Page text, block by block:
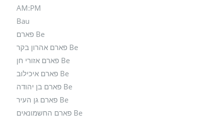
AM:PM
Bau
Be פארם
Be פארם אהרון בקר
Be פארם אזורי חן
Be פארם איכילוב
Be פארם בן יהודה
Be פארם גן העיר
Be פארם החשמונאים